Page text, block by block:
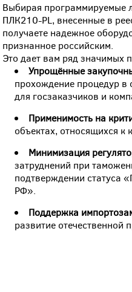
Выбирая программируемые
ПЛК210-PL, внесенные в
получаете надежное
признанное российским.
Это дает вам ряд значимых
Упрощённые
прохождение процедур
для госзаказчиков и
Применимость на
объектах, относящихся к
Минимизация
затруднений при
подтверждении статуса
РФ».
Поддержка
развитие отечественной